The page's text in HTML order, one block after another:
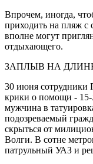
Впрочем, иногда,
приходить на пляж
вполне могут
отдыхающего.
ЗАПЛЫВ НА
30 июня
крики о помощи - 15-
мужчина в
подозреваемый
скрыться от
Волги. В сотне
патрульный УАЗ и